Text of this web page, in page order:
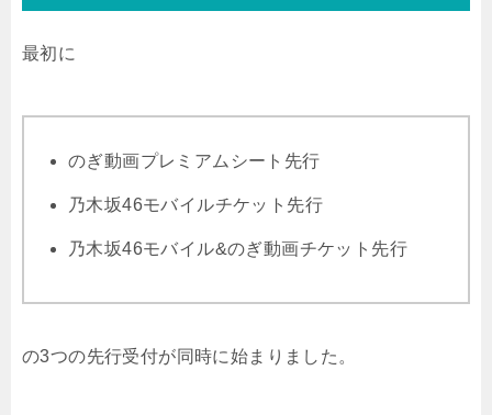
最初に
のぎ動画プレミアムシート先行
乃木坂46モバイルチケット先行
乃木坂46モバイル&のぎ動画チケット先行
の3つの先行受付が同時に始まりました。